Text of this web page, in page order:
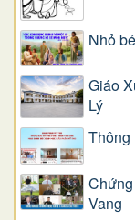
Nhỏ
Giáo
Lý
Thông
Vang